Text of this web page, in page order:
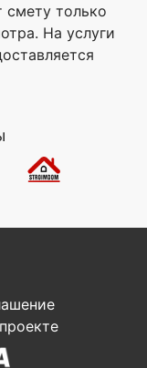
смету только
На услуги